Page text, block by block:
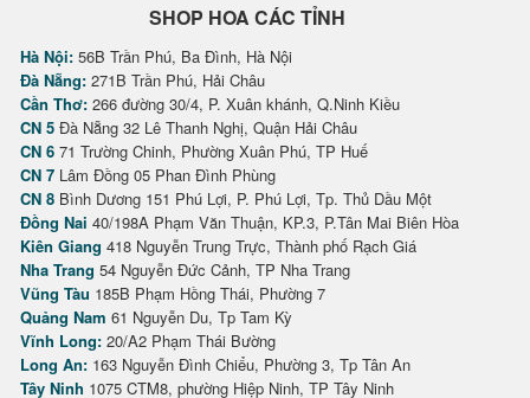
SHOP HOA CÁC TỈNH
Hà Nội: 56B Trần Phú, Ba Đình, Hà Nội
Đà Nẵng: 271B Trần Phú, Hải Châu
Cần Thơ: 266 đường 30/4, P. Xuân khánh, Q.Ninh Kiều
CN 5 Đà Nẵng 32 Lê Thanh Nghị, Quận Hải Châu
CN 6 71 Trường Chinh, Phường Xuân Phú, TP Huế
CN 7 Lâm Đồng 05 Phan Đình Phùng
CN 8 Bình Dương 151 Phú Lợi, P. Phú Lợi, Tp. Thủ Dầu Một
Đồng Nai 40/198A Phạm Văn Thuận, KP.3, P.Tân Mai Biên Hòa
Kiên Giang 418 Nguyễn Trung Trực, Thành phố Rạch Giá
Nha Trang 54 Nguyễn Đức Cảnh, TP Nha Trang
Vũng Tàu 185B Phạm Hồng Thái, Phường 7
Quảng Nam 61 Nguyễn Du, Tp Tam Kỳ
Vĩnh Long: 20/A2 Phạm Thái Bường
Long An: 163 Nguyễn Đình Chiểu, Phường 3, Tp Tân An
Tây Ninh 1075 CTM8, phường Hiệp Ninh, TP Tây Ninh